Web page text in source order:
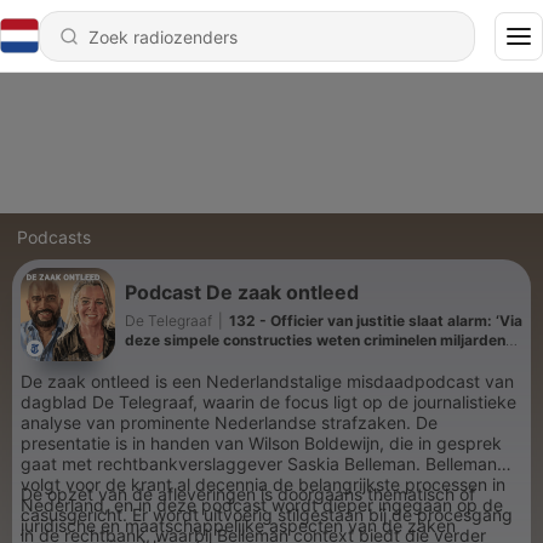
Podcasts
Podcast De zaak ontleed
De Telegraaf
132 - Officier van justitie slaat alarm: ‘Via
deze simpele constructies weten criminelen miljarden
De zaak ontleed is een Nederlandstalige misdaadpodcast van
dagblad De Telegraaf, waarin de focus ligt op de journalistieke
analyse van prominente Nederlandse strafzaken. De
presentatie is in handen van Wilson Boldewijn, die in gesprek
gaat met rechtbankverslaggever Saskia Belleman. Belleman
volgt voor de krant al decennia de belangrijkste processen in
Nederland, en in deze podcast wordt dieper ingegaan op de
juridische en maatschappelijke aspecten van de zaken
De opzet van de afleveringen is doorgaans thematisch of
casusgericht. Er wordt uitvoerig stilgestaan bij de procesgang
in de rechtbank, waarbij Belleman context biedt die verder